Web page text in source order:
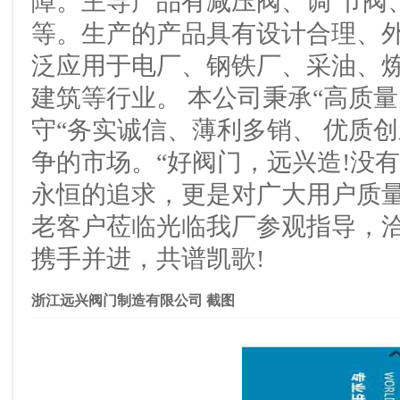
等。生产的产品具有设计合理、
泛应用于电厂、钢铁厂、采油、
建筑等行业。 本公司秉承“高质
守“务实诚信、薄利多销、 优质
争的市场。“好阀门，远兴造!没
永恒的追求，更是对广大用户质
老客户莅临光临我厂参观指导，
携手并进，共谱凯歌!
浙江远兴阀门制造有限公司 截图